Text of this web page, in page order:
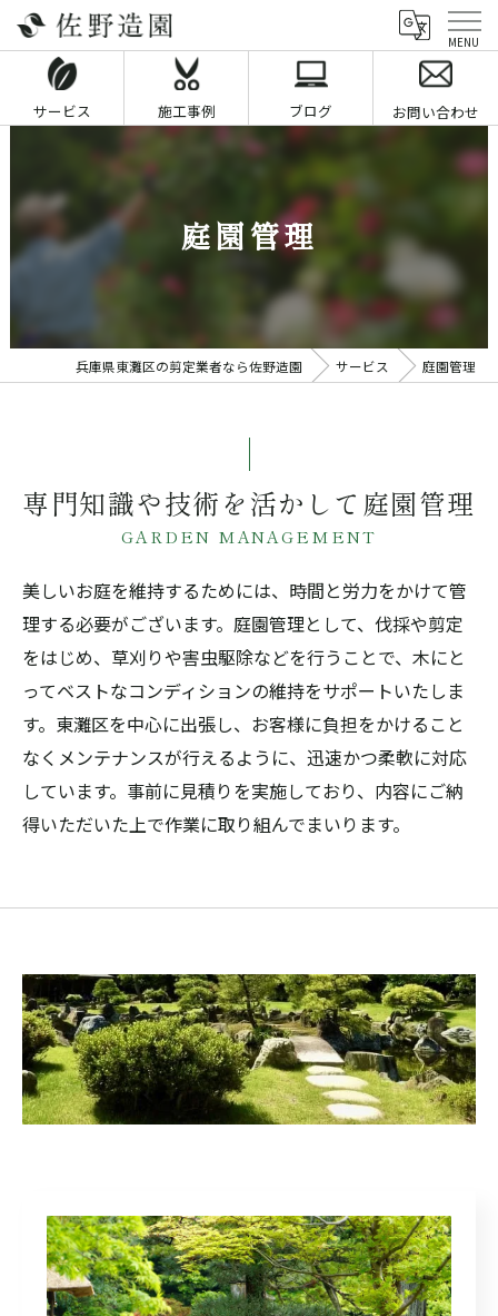
サービス 施工事例 ブログ お問い合わせ
庭園管理
兵庫県東灘区の剪定業者なら佐野造園 サービス 庭園管理
専門知識や技術を活かして庭園管理
GARDEN MANAGEMENT
美しいお庭を維持するためには、時間と労力をかけて管
理する必要がございます。庭園管理として、伐採や剪定
をはじめ、草刈りや害虫駆除などを行うことで、木にと
ってベストなコンディションの維持をサポートいたしま
す。東灘区を中心に出張し、お客様に負担をかけること
なくメンテナンスが行えるように、迅速かつ柔軟に対応
しています。事前に見積りを実施しており、内容にご納
得いただいた上で作業に取り組んでまいります。